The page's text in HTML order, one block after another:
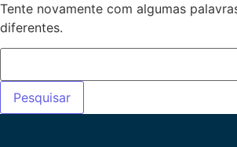
Tente novamente com algumas
diferentes.